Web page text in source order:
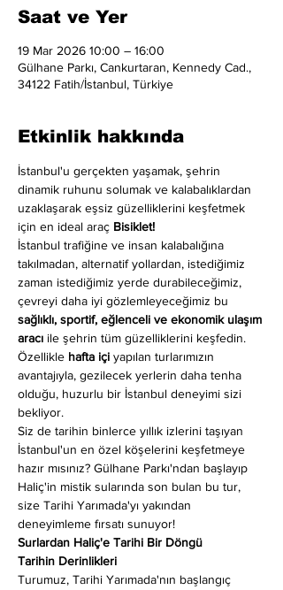
Saat ve Yer
19 Mar 2026 10:00 – 16:00
Gülhane Parkı, Cankurtaran, Kennedy Cad.,
34122 Fatih/İstanbul, Türkiye
Etkinlik hakkında
İstanbul'u gerçekten yaşamak, şehrin
dinamik ruhunu solumak ve kalabalıklardan
uzaklaşarak eşsiz güzelliklerini keşfetmek
için en ideal araç Bisiklet!
İstanbul trafiğine ve insan kalabalığına
takılmadan, alternatif yollardan, istediğimiz
zaman istediğimiz yerde durabileceğimiz,
çevreyi daha iyi gözlemleyeceğimiz bu
sağlıklı, sportif, eğlenceli ve ekonomik ulaşım
aracı ile şehrin tüm güzelliklerini keşfedin.
Özellikle hafta içi yapılan turlarımızın
avantajıyla, gezilecek yerlerin daha tenha
olduğu, huzurlu bir İstanbul deneyimi sizi
bekliyor.
Siz de tarihin binlerce yıllık izlerini taşıyan
İstanbul'un en özel köşelerini keşfetmeye
hazır mısınız? Gülhane Parkı'ndan başlayıp
Haliç'in mistik sularında son bulan bu tur,
size Tarihi Yarımada'yı yakından
deneyimleme fırsatı sunuyor!
Surlardan Haliç'e Tarihi Bir Döngü
Tarihin Derinlikleri
Turumuz, Tarihi Yarımada'nın başlangıç